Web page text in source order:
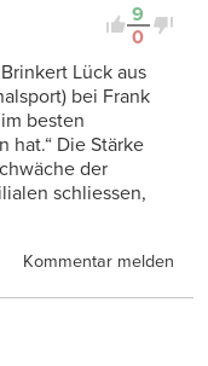
9
0
Lück aus
bei Frank
besten
hat.“ Die Stärke
der
schliessen,
Kommentar melden